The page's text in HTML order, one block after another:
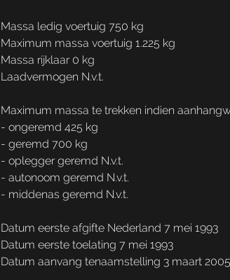
Massa ledig voertuig 750 kg
Maximum massa voertuig 1.225 kg
Massa rijklaar 0 kg
Laadvermogen N.v.t.
Maximum massa te trekken indien
- ongeremd 425 kg
- geremd 700 kg
- oplegger geremd N.v.t.
- autonoom geremd N.v.t.
- middenas geremd N.v.t.
Datum eerste afgifte Nederland 7 mei 1993
Datum eerste toelating 7 mei 1993
Datum aanvang tenaamstelling 3 maart 2005